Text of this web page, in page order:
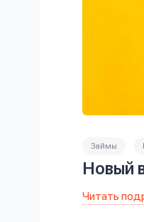
Займы
Новый
Читать